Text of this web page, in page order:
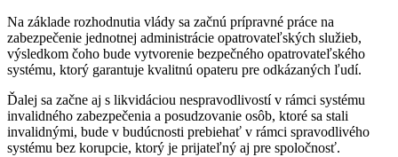
Na základe rozhodnutia vlády sa začnú prípravné práce na
zabezpečenie jednotnej administrácie opatrovateľských služieb,
výsledkom čoho bude vytvorenie bezpečného opatrovateľského
systému, ktorý garantuje kvalitnú opateru pre odkázaných ľudí.
Ďalej sa začne aj s likvidáciou nespravodlivostí v rámci systému
invalidného zabezpečenia a posudzovanie osôb, ktoré sa stali
invalidnými, bude v budúcnosti prebiehať v rámci spravodlivého
systému bez korupcie, ktorý je prijateľný aj pre spoločnosť.